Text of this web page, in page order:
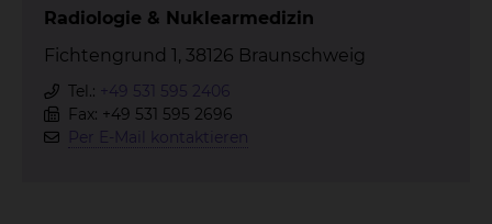
Radiologie & Nuklearmedizin
Fichtengrund 1, 38126 Braunschweig
Tel.: +49 531 595 2406
Fax: +49 531 595 2696
Per E-Mail kontaktieren